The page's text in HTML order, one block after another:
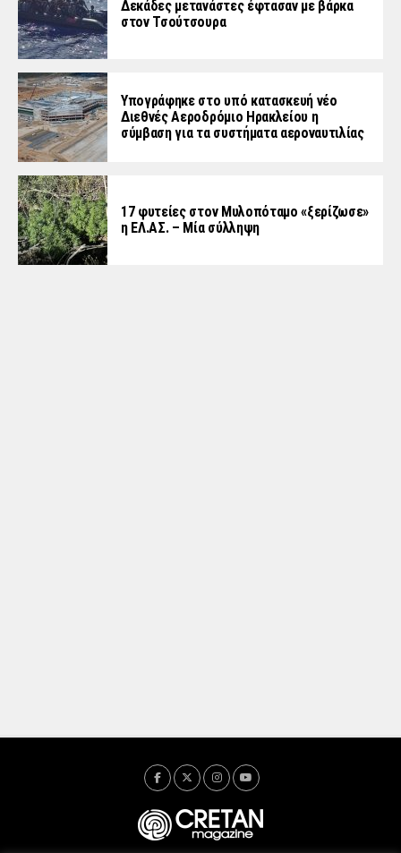
Δεκάδες μετανάστες έφτασαν με βάρκα
στον Τσούτσουρα
Υπογράφηκε στο υπό κατασκευή νέο
Διεθνές Αεροδρόμιο Ηρακλείου η
σύμβαση για τα συστήματα αεροναυτιλίας
17 φυτείες στον Μυλοπόταμο «ξερίζωσε»
η ΕΛ.ΑΣ. – Μία σύλληψη